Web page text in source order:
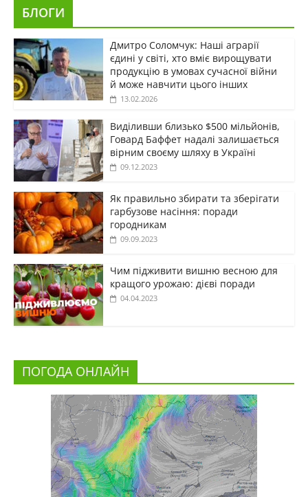
БЛОГИ
Дмитро Соломчук: Наші аграрії
єдині у світі, хто вміє вирощувати
продукцію в умовах сучасної війни
й може навчити цього інших
13.02.2026
Виділивши близько $500 мільйонів,
Говард Баффет надалі залишається
вірним своєму шляху в Україні
09.12.2023
Як правильно збирати та зберігати
гарбузове насіння: поради
городникам
09.09.2023
Чим підживити вишню весною для
кращого урожаю: дієві поради
04.04.2023
ПОГОДА ОНЛАЙН